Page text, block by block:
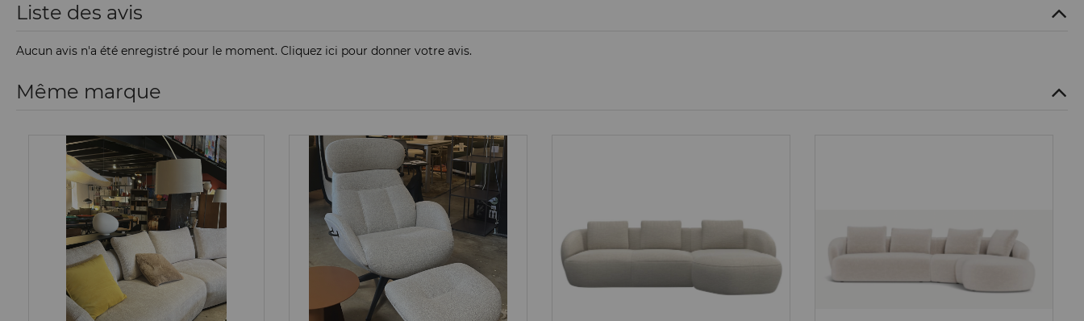
Liste des avis
Aucun avis n'a été enregistré pour le moment. Cliquez ici pour donner votre avis.
Même marque